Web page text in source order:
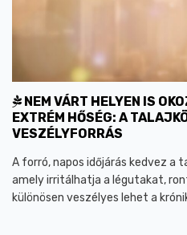
NEM VÁRT HELYEN IS
EXTRÉM HŐSÉG: A
VESZÉLYFORRÁS
A forró, napos időjárás kedvez a
amely irritálhatja a légutakat,
különösen veszélyes lehet a